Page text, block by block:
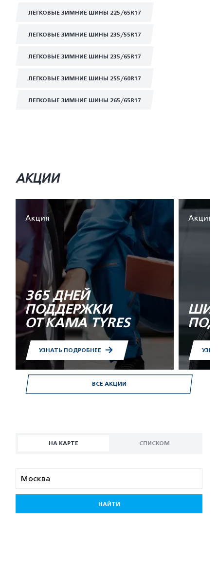
ЛЕГКОВЫЕ ЗИМНИЕ ШИНЫ 225/65R17
ЛЕГКОВЫЕ ЗИМНИЕ ШИНЫ 235/55R17
ЛЕГКОВЫЕ ЗИМНИЕ ШИНЫ 235/65R17
ЛЕГКОВЫЕ ЗИМНИЕ ШИНЫ 255/60R17
ЛЕГКОВЫЕ ЗИМНИЕ ШИНЫ 265/65R17
ВСЕ АКЦИИ
АКЦИИ
Акция
365 ДНЕЙ
ПОДДЕРЖКИ
ОТ KAMA TYRES
УЗНАТЬ ПОДРОБНЕЕ
Акция
НА КАРТЕ СПИСКОМ
НАЙТИ